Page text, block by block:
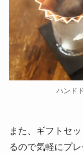
ハンド
また、ギフトセ
るので気軽にプレ